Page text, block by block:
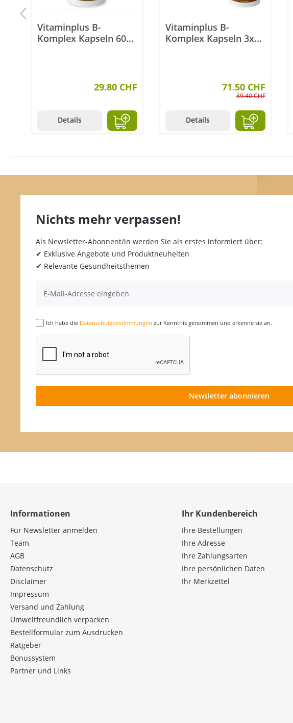
Vitaminplus B-
Komplex Kapseln 60
29.80 CHF
Details
Vitaminplus B-
Komplex Kapseln 3x
71.50 CHF
89.40 CHF
Details
Nichts mehr verpassen!
Als Newsletter-Abonnent/in werden Sie als erstes informiert über:
✔ Exklusive Angebote und Produktneuheiten
✔ Relevante Gesundheitsthemen
Ich habe die Datenschutzbestimmungen zur Kenntnis genommen und erkenne sie an.
Newsletter abonnieren
Informationen
Für Newsletter anmelden
Team
AGB
Datenschutz
Disclaimer
Impressum
Versand und Zahlung
Umweltfreundlich verpacken
Bestellformular zum Ausdrucken
Ratgeber
Bonussystem
Partner und Links
Ihr Kundenbereich
Ihre Bestellungen
Ihre Adresse
Ihre Zahlungsarten
Ihre persönlichen Daten
Ihr Merkzettel